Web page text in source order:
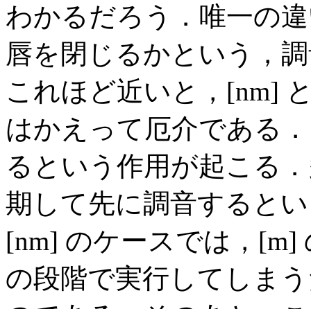
わかるだろう．唯一の
唇を閉じるかという，
これほど近いと，[nm]
はかえって厄介である
るという作用が起こる
期して先に調音すると
[nm] のケースでは，[m]
の段階で実行してしま